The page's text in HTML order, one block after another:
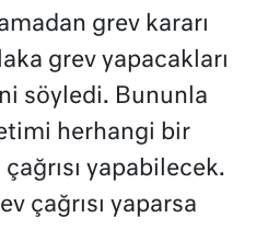
grev kararı
grev yapacakları
söyledi. Bununla
herhangi bir
yapabilecek.
çağrısı yaparsa